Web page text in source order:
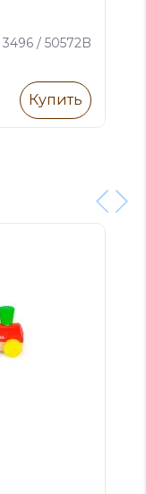
3496 / 50572B
Купить